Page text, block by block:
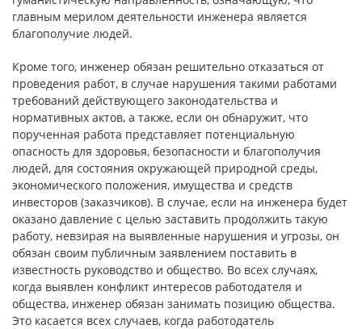
главным мерилом деятельности инженера является
благополучие людей.
Кроме того, инженер обязан решительно отказаться от
проведения работ, в случае нарушения такими работами
требований действующего законодательства и
нормативных актов, а также, если он обнаружит, что
порученная работа представляет потенциальную
опасность для здоровья, безопасности и благополучия
людей, для состояния окружающей природной среды,
экономического положения, имущества и средств
инвесторов (заказчиков). В случае, если на инженера будет
оказано давление с целью заставить продолжить такую
работу, невзирая на выявленные нарушения и угрозы, он
обязан своим публичным заявлением поставить в
известность руководство и общество. Во всех случаях,
когда выявлен конфликт интересов работодателя и
общества, инженер обязан занимать позицию общества.
Это касается всех случаев, когда работодатель